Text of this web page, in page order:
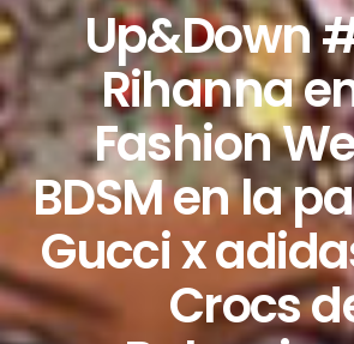
Up&Down
Rihanna
Fashion
BDSM en la
Gucci x
Crocs